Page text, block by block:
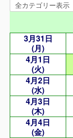
3月31日
(月)
4月1日
(火)
4月2日
(水)
4月3日
(木)
4月4日
(金)